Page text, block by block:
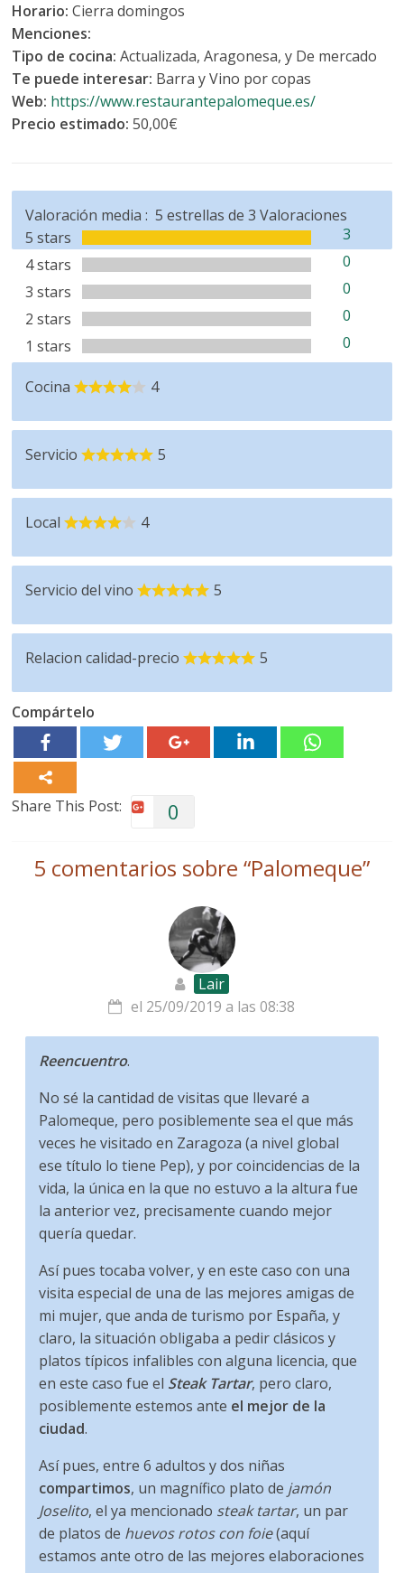
Horario:Cierra domingos
Menciones:
Tipo de cocina:Actualizada, Aragonesa, y De mercado
Te puede interesar: Barra y Vino por copas
Web: https://www.restaurantepalomeque.es/
Precio estimado:50,00€
Valoración media :
5 stars
3
4 stars
0
3 stars
0
2 stars
0
1 stars
0
5 estrellas de3 Valoraciones
Cocina 4
Servicio 5
Local 4
Servicio del vino 5
Relacion calidad-precio 5
Compártelo
Share This Post: 0
5 comentarios sobre “Palomeque”
Lair
el 25/09/2019 a las 08:38
Reencuentro.
No sé la cantidad de visitas que llevaré a
Palomeque, pero posiblemente sea el que más
veces he visitado en Zaragoza (a nivel global
ese título lo tiene Pep), y por coincidencias de la
vida, la única en la que no estuvo a la altura fue
la anterior vez, precisamente cuando mejor
quería quedar.
Así pues tocaba volver, y en este caso con una
visita especial de una de las mejores amigas de
mi mujer, que anda de turismo por España, y
claro, la situación obligaba a pedir clásicos y
platos típicos infalibles con alguna licencia, que
en este caso fue el Steak Tartar, pero claro,
posiblemente estemos ante el mejor de la
ciudad.
Así pues, entre 6 adultos y dos niñas
compartimos, un magnífico plato de jamón
Joselito, el ya mencionado steak tartar, un par
de platos de huevos rotos con foie(aquí
estamos ante otro de las mejores elaboraciones